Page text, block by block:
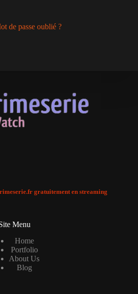
de passe oublié ?
gratuitement en streaming
Menu
Home
Portfolio
About Us
Blog